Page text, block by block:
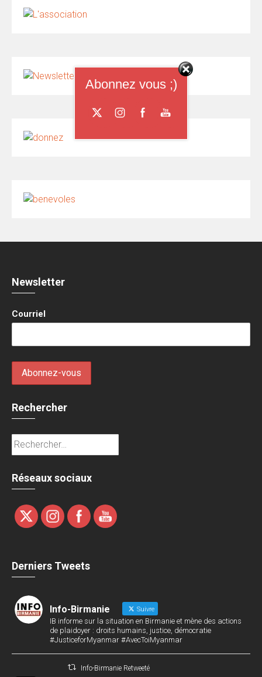
Newsletter
Courriel
Rechercher
Rechercher :
Réseaux sociaux
Derniers Tweets
Info-Birmanie Suivre
IB informe sur la situation en Birmanie et mène des actions
de plaidoyer : droits humains, justice, démocratie
#JusticeforMyanmar #AvecToiMyanmar
Info-Birmanie Retweeté
Abonnez vous ;)